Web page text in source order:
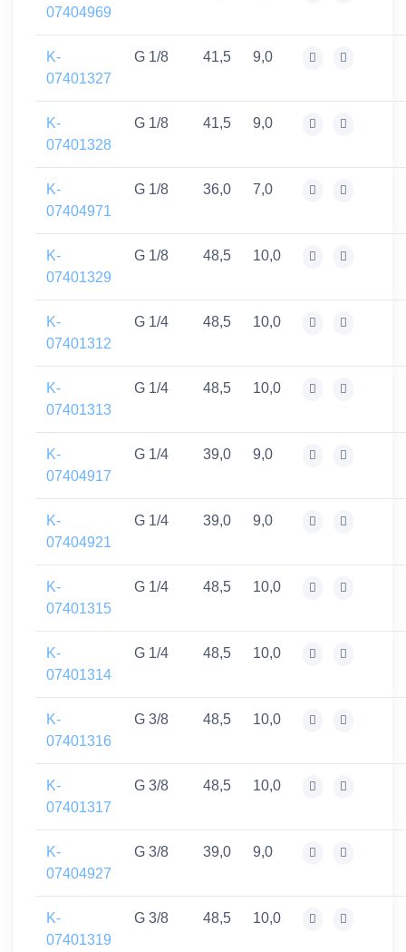
07404969
K-
07401327
G 1/8 41,5 9,0
K-
07401328
G 1/8 41,5 9,0
K-
07404971
G 1/8 36,0 7,0
K-
07401329
G 1/8 48,5 10,0
K-
07401312
G 1/4 48,5 10,0
K-
07401313
G 1/4 48,5 10,0
K-
07404917
G 1/4 39,0 9,0
K-
07404921
G 1/4 39,0 9,0
K-
07401315
G 1/4 48,5 10,0
K-
07401314
G 1/4 48,5 10,0
K-
07401316
G 3/8 48,5 10,0
K-
07401317
G 3/8 48,5 10,0
K-
07404927
G 3/8 39,0 9,0
K-
07401319
G 3/8 48,5 10,0